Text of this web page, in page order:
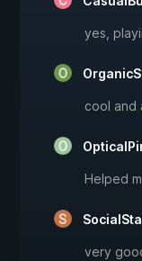
yes,
cool and
Helped
very